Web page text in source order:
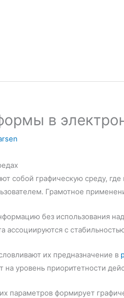
в
собой графическую среду,
Грамотное
без использования
ассоциируются с
их предназначение в
на уровень приоритетности
параметров формирует